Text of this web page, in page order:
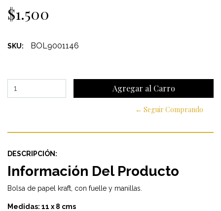
$1.500
SKU: BOL9001146
← Seguir Comprando
DESCRIPCIÓN:
Información Del Producto
Bolsa de papel kraft, con fuelle y manillas.
Medidas: 11 x 8 cms